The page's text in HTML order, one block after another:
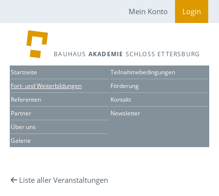
Mein Konto Login
BAUHAUS AKADEMIE SCHLOSS ETTERSBURG
Startseite
Fort- und Weiterbildungen
Referenten
Partner
Über uns
Galerie
Teilnahmebedingungen
Förderung
Kontakt
Newsletter
Liste aller Veranstaltungen